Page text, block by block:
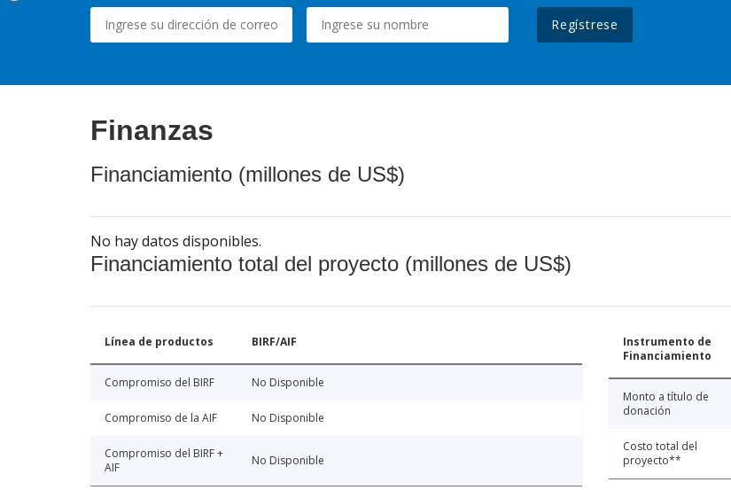
Regístrese
Finanzas
Financiamiento (millones de US$)
No hay datos disponibles.
Financiamiento total del proyecto (millones de US$)
Línea de productos BIRF/AIF
Compromiso del BIRF No Disponible
Compromiso de la AIF No Disponible
Compromiso del BIRF +
AIF
No Disponible
Instrumento de
Financiamiento
Monto a título de
donación
Costo total del
proyecto**